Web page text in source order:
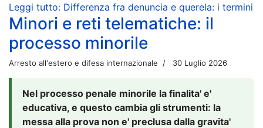
Leggi tutto: Differenza fra denuncia e querela: i termini
Minori e reti telematiche: il
processo minorile
Arresto all'estero e difesa internazionale 30 Luglio 2026
Nel processo penale minorile la finalita' e'
educativa, e questo cambia gli strumenti: la
messa alla prova non e' preclusa dalla gravita'